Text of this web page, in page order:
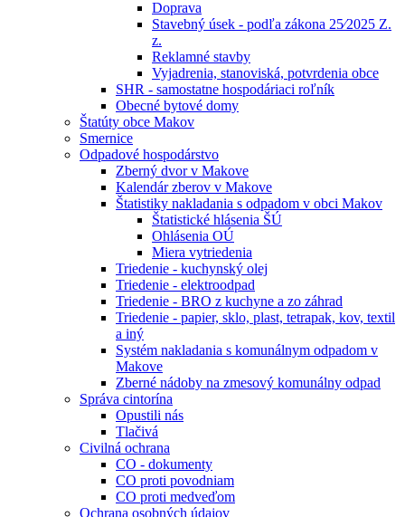
Doprava
Stavebný úsek - podľa zákona 25⁄2025 Z.
z.
Reklamné stavby
Vyjadrenia, stanoviská, potvrdenia obce
SHR - samostatne hospodáriaci roľník
Obecné bytové domy
Štatúty obce Makov
Smernice
Odpadové hospodárstvo
Zberný dvor v Makove
Kalendár zberov v Makove
Štatistiky nakladania s odpadom v obci Makov
Štatistické hlásenia ŠÚ
Ohlásenia OÚ
Miera vytriedenia
Triedenie - kuchynský olej
Triedenie - elektroodpad
Triedenie - BRO z kuchyne a zo záhrad
Triedenie - papier, sklo, plast, tetrapak, kov, textil
a iný
Systém nakladania s komunálnym odpadom v
Makove
Zberné nádoby na zmesový komunálny odpad
Správa cintorína
Opustili nás
Tlačivá
Civilná ochrana
CO - dokumenty
CO proti povodniam
CO proti medveďom
Ochrana osobných údajov